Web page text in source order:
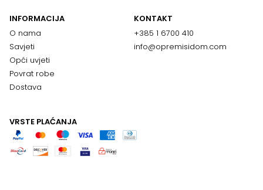
INFORMACIJA
O nama
Savjeti
Opći uvjeti
Povrat robe
Dostava
KONTAKT
+385 1 6700 410
info@opremisidom.com
VRSTE PLAĆANJA